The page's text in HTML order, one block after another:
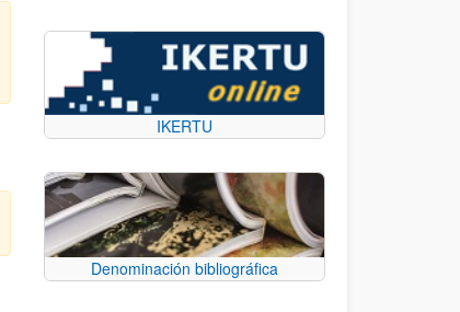
IKERTU
Denominación bibliográfica